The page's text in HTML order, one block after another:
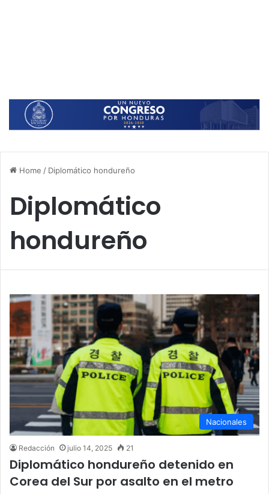
Home / Diplomático hondureño
Diplomático
hondureño
Nacionales
Redacción julio 14, 2025 21
Diplomático hondureño detenido en
Corea del Sur por asalto en el metro